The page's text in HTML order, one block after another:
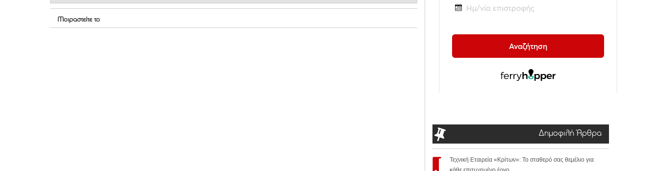
Μοιραστείτε το
Δημοφιλή Άρθρα
Τεχνική Εταιρεία «Κρίτων»: Το σταθερό σας θεμέλιο για